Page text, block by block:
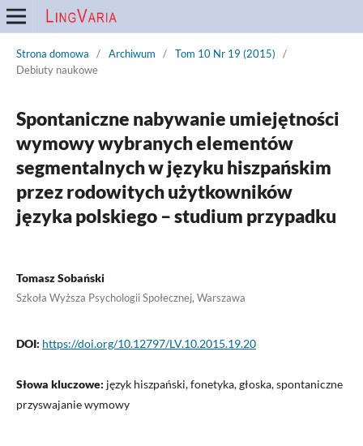
Strona domowa / Archiwum / Tom 10 Nr 19 (2015)
/
Debiuty naukowe
Spontaniczne nabywanie umiejętności
wymowy wybranych elementów
segmentalnych w języku hiszpańskim
przez rodowitych użytkowników
języka polskiego – studium przypadku
Tomasz Sobański
Szkoła Wyższa Psychologii Społecznej, Warszawa
DOI: https://doi.org/10.12797/LV.10.2015.19.20
Słowa kluczowe: język hiszpański, fonetyka, głoska, spontaniczne
przyswajanie wymowy